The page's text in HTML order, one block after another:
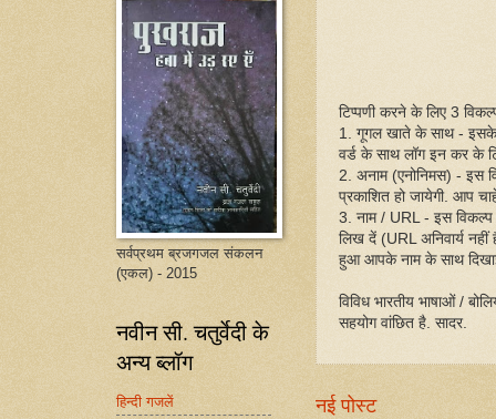
टिप्पणी करने के लिए 3
1. गूगल खाते के साथ -
वर्ड के साथ लॉग इन कर के
2. अनाम (एनोनिमस) - इस
प्रकाशित हो जायेगी. आप
3. नाम / URL - इस
लिख दें (URL अनिवार्य
हुआ आपके नाम के साथ
विविध भारतीय भाषाओं /
सहयोग वांछित है. सादर.
नई पोस्ट
सर्वप्रथम ब्रजगजल संकलन
(एकल) - 2015
नवीन सी. चतुर्वेदी के
अन्य ब्लॉग
हिन्दी गजलें